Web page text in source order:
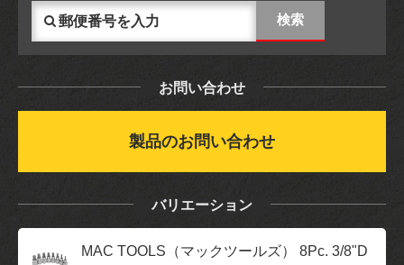
お問い合わせ
製品のお問い合わせ
バリエーション
MAC TOOLS（マックツールズ） 8Pc. 3/8"D